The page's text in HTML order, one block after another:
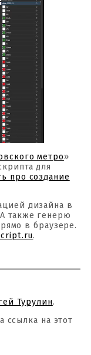
метро»
для
про создание
дизайна в
также генерю
в браузере.
.
Турулин.
ссылка на этот